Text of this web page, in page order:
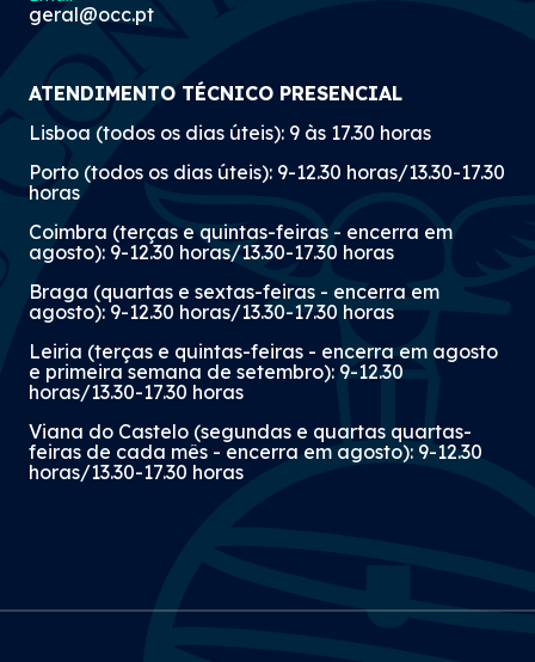
geral@occ.pt
ATENDIMENTO TÉCNICO PRESENCIAL
Lisboa (todos os dias úteis): 9 às 17.30 horas
Porto (todos os dias úteis): 9-12.30 horas/13.30-17.30
horas
Coimbra (terças e quintas-feiras - encerra em
agosto): 9-12.30 horas/13.30-17.30 horas
Braga (quartas e sextas-feiras - encerra em
agosto): 9-12.30 horas/13.30-17.30 horas
Leiria (terças e quintas-feiras - encerra em agosto
e primeira semana de setembro): 9-12.30
horas/13.30-17.30 horas
Viana do Castelo (segundas e quartas quartas-
feiras de cada mês - encerra em agosto): 9-12.30
horas/13.30-17.30 horas